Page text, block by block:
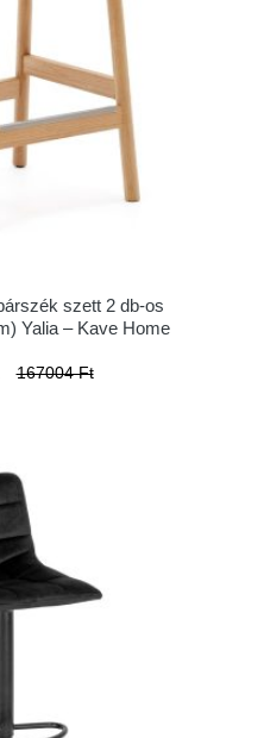
szett 2 db-os
Yalia – Kave Home
167004 Ft